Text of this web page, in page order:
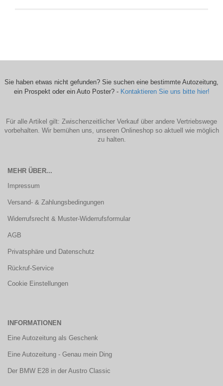
Sie haben etwas nicht gefunden? Sie suchen eine bestimmte Autozeitung,
ein Prospekt oder ein Auto Poster? - Kontaktieren Sie uns bitte hier!
Für alle Artikel gilt: Zwischenzeitlicher Verkauf über andere Vertriebswege
vorbehalten. Wir bemühen uns, unseren Onlineshop so aktuell wie möglich
zu halten.
MEHR ÜBER...
Impressum
Versand- & Zahlungsbedingungen
Widerrufsrecht & Muster-Widerrufsformular
AGB
Privatsphäre und Datenschutz
Rückruf-Service
Cookie Einstellungen
INFORMATIONEN
Eine Autozeitung als Geschenk
Eine Autozeitung - Genau mein Ding
Der BMW E28 in der Austro Classic